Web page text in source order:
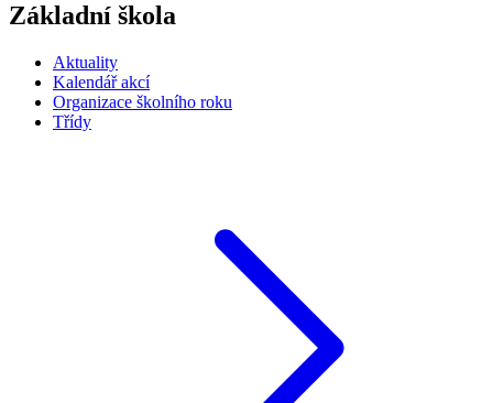
Základní škola
Aktuality
Kalendář akcí
Organizace školního roku
Třídy